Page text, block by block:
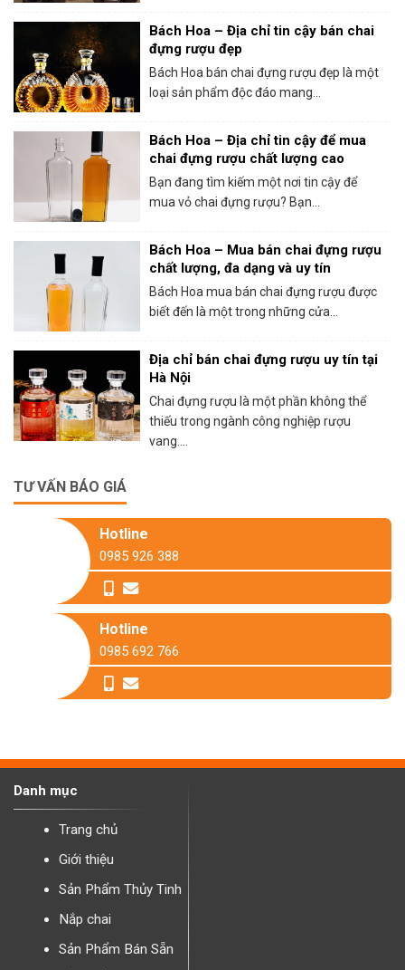
Bách Hoa – Địa chỉ tin cậy bán chai
đựng rượu đẹp
Bách Hoa bán chai đựng rượu đẹp là một
loại sản phẩm độc đáo mang...
Bách Hoa – Địa chỉ tin cậy để mua
chai đựng rượu chất lượng cao
Bạn đang tìm kiếm một nơi tin cậy để
mua vỏ chai đựng rượu? Bạn...
Bách Hoa – Mua bán chai đựng rượu
chất lượng, đa dạng và uy tín
Bách Hoa mua bán chai đựng rượu được
biết đến là một trong những cửa...
Địa chỉ bán chai đựng rượu uy tín tại
Hà Nội
Chai đựng rượu là một phần không thể
thiếu trong ngành công nghiệp rượu
vang....
TƯ VẤN BÁO GIÁ
Hotline
0985 926 388
Hotline
0985 692 766
Danh mục
Trang chủ
Giới thiệu
Sản Phẩm Thủy Tinh
Nắp chai
Sản Phẩm Bán Sẵn